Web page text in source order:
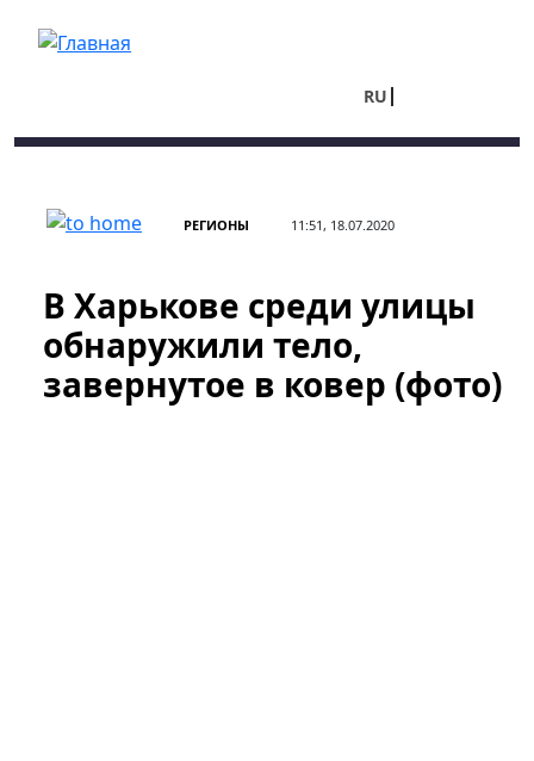
RU
РЕГИОНЫ 11:51, 18.07.2020
В Харькове среди улицы
обнаружили тело,
завернутое в ковер (фото)